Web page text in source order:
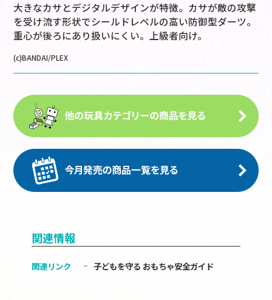
大きなカサとデジタルデザインが特徴。カサが敵の攻撃
を受け流す形状でシールドレベルの高い防御型ダーツ。
重心が後ろにあり扱いにくい。上級者向け。
(c)BANDAI/PLEX
関連情報
関連リンク 子どもを守る おもちゃ安全ガイド